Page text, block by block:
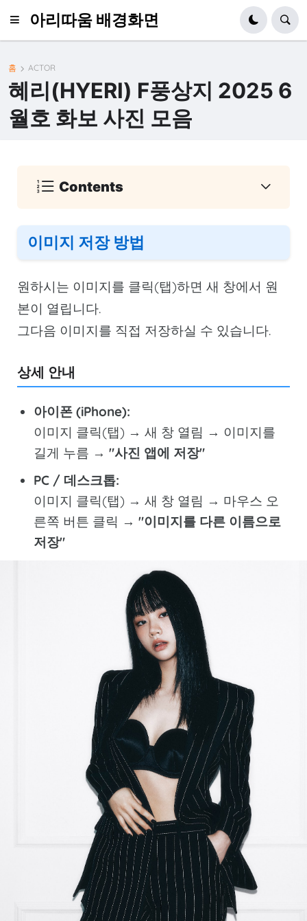
아리따움 배경화면
홈 ACTOR
혜리(HYERI) F풍상지 2025 6
월호 화보 사진 모음
Contents
이미지 저장 방법
원하시는 이미지를 클릭(탭)하면 새 창에서 원
본이 열립니다.
그다음 이미지를 직접 저장하실 수 있습니다.
상세 안내
아이폰 (iPhone):
이미지 클릭(탭) → 새 창 열림 → 이미지를
길게 누름 →"사진 앱에 저장"
PC / 데스크톱:
이미지 클릭(탭) → 새 창 열림 → 마우스 오
른쪽 버튼 클릭 →"이미지를 다른 이름으로
저장"